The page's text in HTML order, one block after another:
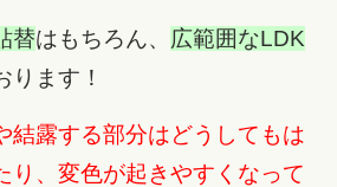
替はもちろん、 広範囲なLDK
ります！
結露する部分はどうしてもは
り、変色が起きやすくなって